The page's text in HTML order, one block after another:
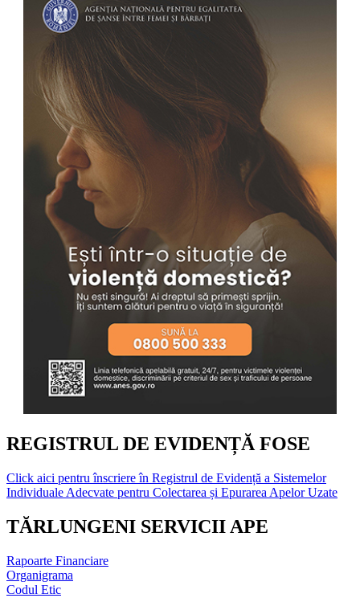
REGISTRUL DE EVIDENȚĂ FOSE
Click aici pentru înscriere în Registrul de Evidență a Sistemelor
Individuale Adecvate pentru Colectarea și Epurarea Apelor Uzate
TĂRLUNGENI SERVICII APE
Rapoarte Financiare
Organigrama
Codul Etic